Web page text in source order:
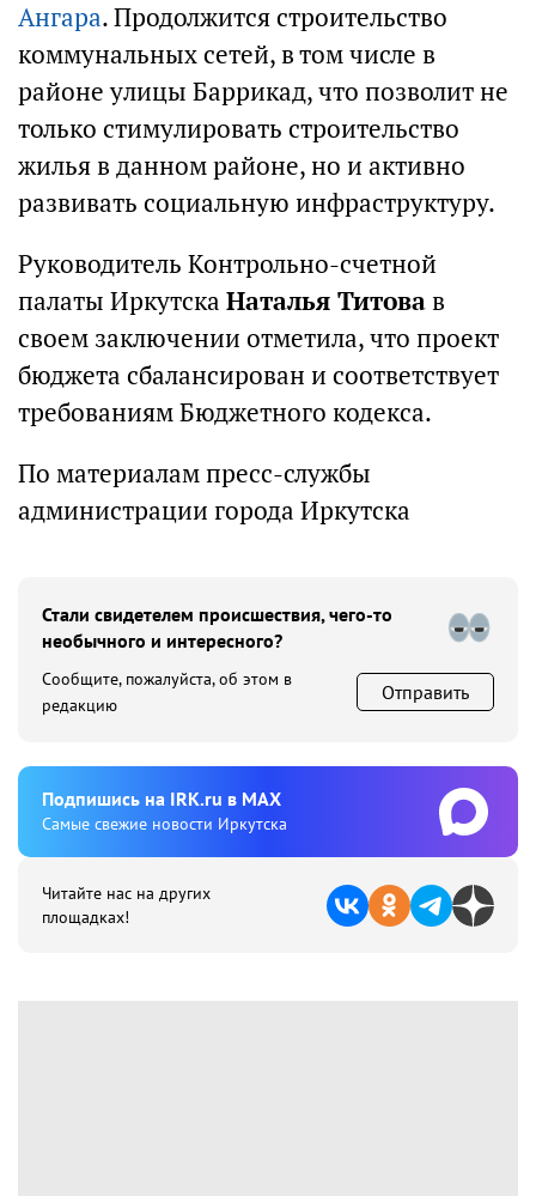
Ангара. Продолжится строительство
коммунальных сетей, в том числе в
районе улицы Баррикад, что позволит не
только стимулировать строительство
жилья в данном районе, но и активно
развивать социальную инфраструктуру.
Руководитель Контрольно-счетной
палаты Иркутска Наталья Титовав
своем заключении отметила, что проект
бюджета сбалансирован и соответствует
требованиям Бюджетного кодекса.
По материалам пресс-службы
администрации города Иркутска
Стали свидетелем происшествия, чего-то
необычного и интересного?
Сообщите, пожалуйста, об этом в
редакцию
Отправить
Подпишиcь на IRK.ru в MAX
Cамые свежие новости Иркутска
Читайте нас на других
площадках!